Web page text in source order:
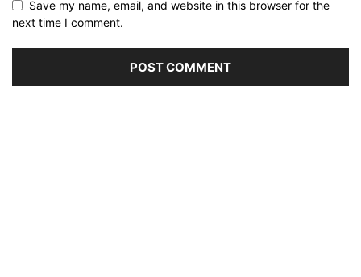
Save my name, email, and website in this browser for the
next time I comment.